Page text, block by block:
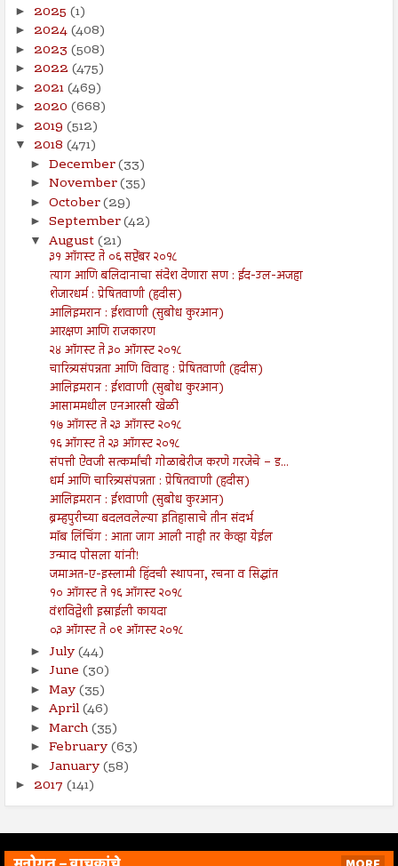
► 2025 (1)
► 2024(408)
► 2023 (508)
► 2022 (475)
► 2021(469)
► 2020 (668)
► 2019 (512)
▼ 2018 (471)
► December(33)
► November(35)
► October(29)
► September(42)
▼ August(21)
३१ ऑगस्ट ते ०६ सप्टेंबर २०१८
त्याग आणि बलिदानाचा संदेश देणारा सण : ईद-उल-अजहा
शेजारधर्म : प्रेषितवाणी (हदीस)
आलिइमरान : ईशवाणी (सुबोध कुरआन)
आरक्षण आणि राजकारण
२४ ऑगस्ट ते ३० ऑगस्ट २०१८
चारित्र्यसंपन्नता आणि विवाह : प्रेषितवाणी (हदीस)
आलिइमरान : ईशवाणी (सुबोध कुरआन)
आसाममधील एनआरसी खेळी
१७ ऑगस्ट ते २३ ऑगस्ट २०१८
१६ ऑगस्ट ते २३ ऑगस्ट २०१८
संपत्ती ऐवजी सत्कर्मांची गोळाबेरीज करणे गरजेचे – ड...
धर्म आणि चारित्र्यसंपन्नता : प्रेषितवाणी (हदीस)
आलिइमरान : ईशवाणी (सुबोध कुरआन)
ब्रम्हपुरीच्या बदलवलेल्या इतिहासाचे तीन संदर्भ
मॉब लिंचिंग : आता जाग आली नाही तर केव्हा येईल
उन्माद पोसला यांनी!
जमाअत-ए-इस्लामी हिंदची स्थापना, रचना व सिद्धांत
१० ऑगस्ट ते १६ ऑगस्ट २०१८
वंशविद्वेशी इस्राईली कायदा
०३ ऑगस्ट ते ०९ ऑगस्ट २०१८
► July(44)
► June (30)
► May(35)
► April(46)
► March(35)
► February(63)
► January(58)
► 2017 (141)